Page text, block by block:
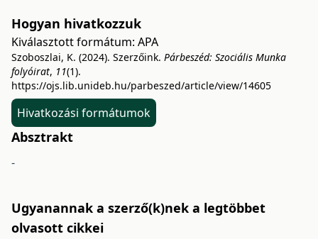
Hogyan hivatkozzuk
Kiválasztott formátum: APA
Szoboszlai, K. (2024). Szerzőink. Párbeszéd: Szociális Munka
folyóirat, 11(1).
https://ojs.lib.unideb.hu/parbeszed/article/view/14605
Hivatkozási formátumok
Absztrakt
-
Ugyanannak a szerző(k)nek a legtöbbet
olvasott cikkei